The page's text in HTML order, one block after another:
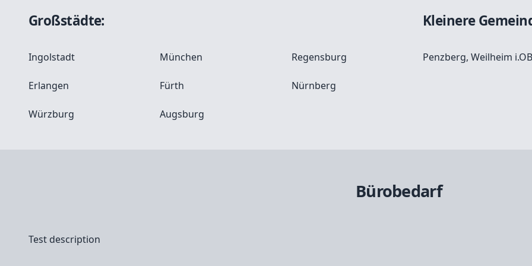
Großstädte:
Ingolstadt München Regensburg
Erlangen Fürth Nürnberg
Würzburg Augsburg
Kleinere
Penzberg, Weilheim i.OB
Bürobedarf
Test description